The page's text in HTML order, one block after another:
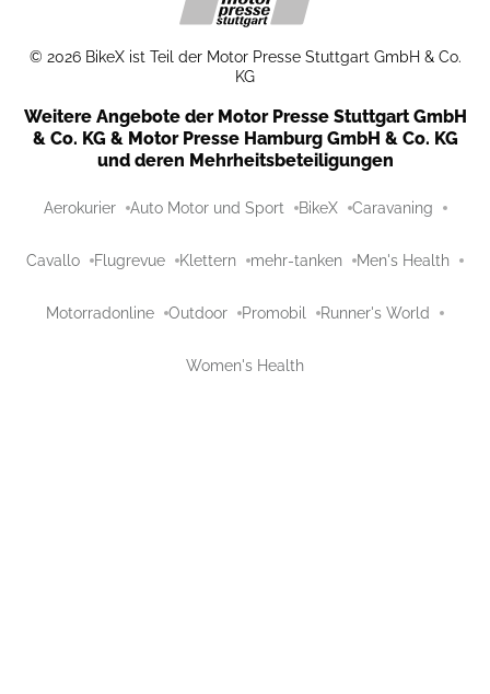
© 2026 BikeX ist Teil der Motor Presse Stuttgart GmbH & Co.
KG
Weitere Angebote der Motor Presse Stuttgart GmbH
& Co. KG & Motor Presse Hamburg GmbH & Co. KG
und deren Mehrheitsbeteiligungen
Aerokurier Auto Motor und Sport BikeX Caravaning
Cavallo Flugrevue Klettern mehr-tanken Men's Health
Motorradonline Outdoor Promobil Runner's World
Women's Health